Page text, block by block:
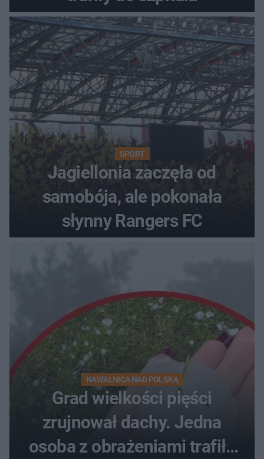
SPORT
Jagiellonia zaczęła od
samobója, ale pokonała
słynny Rangers FC
NAWAŁNICA NAD POLSKĄ
Grad wielkości pięści
zrujnował dachy. Jedna
osoba z obrażeniami trafiła